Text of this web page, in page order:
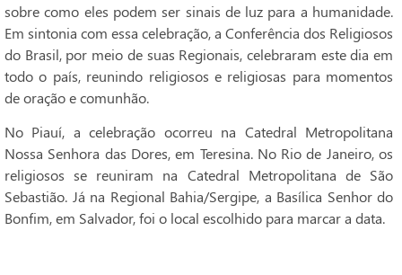
sobre como eles podem ser sinais de luz para a humanidade.
Em sintonia com essa celebração, a Conferência dos Religiosos
do Brasil, por meio de suas Regionais, celebraram este dia em
todo o país, reunindo religiosos e religiosas para momentos
de oração e comunhão.
No Piauí, a celebração ocorreu na Catedral Metropolitana
Nossa Senhora das Dores, em Teresina. No Rio de Janeiro, os
religiosos se reuniram na Catedral Metropolitana de São
Sebastião. Já na Regional Bahia/Sergipe, a Basílica Senhor do
Bonfim, em Salvador, foi o local escolhido para marcar a data.